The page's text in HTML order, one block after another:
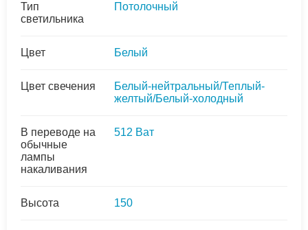
Тип
светильника
Потолочный
Цвет Белый
Цвет свечения
Белый-нейтральный/Теплый-
желтый/Белый-холодный
В переводе на
обычные
лампы
накаливания
512 Ват
Высота 150